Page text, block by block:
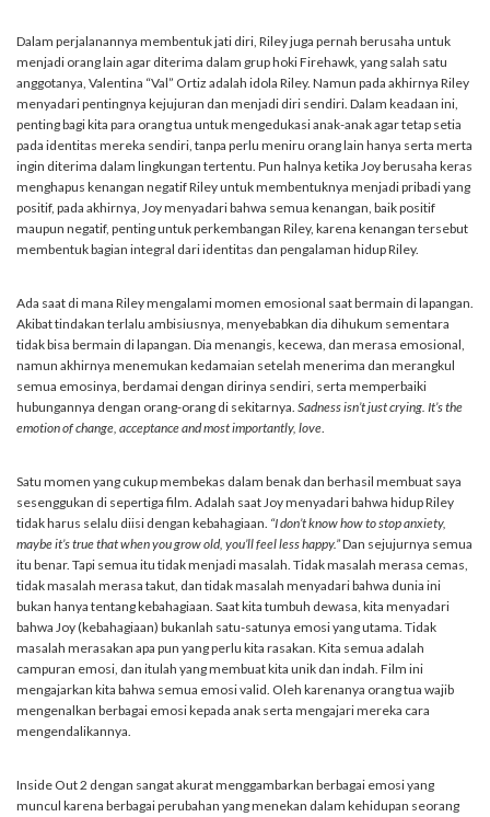
Dalam perjalanannya membentuk jati diri, Riley juga pernah berusaha untuk
menjadi orang lain agar diterima dalam grup hoki Firehawk, yang salah satu
anggotanya, Valentina “Val” Ortiz adalah idola Riley. Namun pada akhirnya Riley
menyadari pentingnya kejujuran dan menjadi diri sendiri. Dalam keadaan ini,
penting bagi kita para orang tua untuk mengedukasi anak-anak agar tetap setia
pada identitas mereka sendiri, tanpa perlu meniru orang lain hanya serta merta
ingin diterima dalam lingkungan tertentu. Pun halnya ketika Joy berusaha keras
menghapus kenangan negatif Riley untuk membentuknya menjadi pribadi yang
positif, pada akhirnya, Joy menyadari bahwa semua kenangan, baik positif
maupun negatif, penting untuk perkembangan Riley, karena kenangan tersebut
membentuk bagian integral dari identitas dan pengalaman hidup Riley.
Ada saat di mana Riley mengalami momen emosional saat bermain di lapangan.
Akibat tindakan terlalu ambisiusnya, menyebabkan dia dihukum sementara
tidak bisa bermain di lapangan. Dia menangis, kecewa, dan merasa emosional,
namun akhirnya menemukan kedamaian setelah menerima dan merangkul
semua emosinya, berdamai dengan dirinya sendiri, serta memperbaiki
hubungannya dengan orang-orang di sekitarnya. Sadness isn’t just crying. It’s the
emotion of change, acceptance and most importantly, love.
Satu momen yang cukup membekas dalam benak dan berhasil membuat saya
sesenggukan di sepertiga film. Adalah saat Joy menyadari bahwa hidup Riley
tidak harus selalu diisi dengan kebahagiaan. “I don’t know how to stop anxiety,
maybe it’s true that when you grow old, you’ll feel less happy.”Dan sejujurnya semua
itu benar. Tapi semua itu tidak menjadi masalah. Tidak masalah merasa cemas,
tidak masalah merasa takut, dan tidak masalah menyadari bahwa dunia ini
bukan hanya tentang kebahagiaan. Saat kita tumbuh dewasa, kita menyadari
bahwa Joy (kebahagiaan) bukanlah satu-satunya emosi yang utama. Tidak
masalah merasakan apa pun yang perlu kita rasakan. Kita semua adalah
campuran emosi, dan itulah yang membuat kita unik dan indah. Film ini
mengajarkan kita bahwa semua emosi valid. Oleh karenanya orang tua wajib
mengenalkan berbagai emosi kepada anak serta mengajari mereka cara
mengendalikannya.
Inside Out 2 dengan sangat akurat menggambarkan berbagai emosi yang
muncul karena berbagai perubahan yang menekan dalam kehidupan seorang